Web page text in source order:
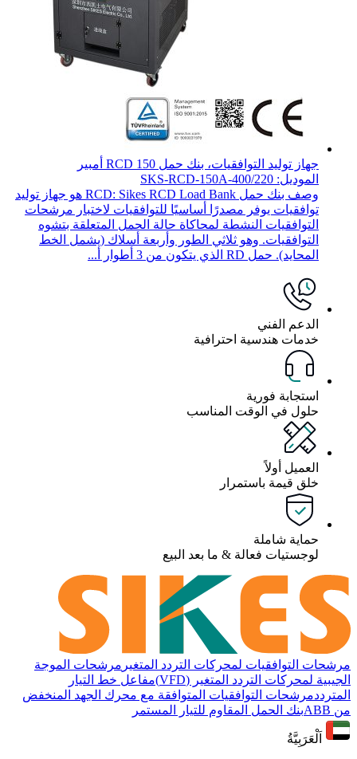
جهاز توليد التوافقيات، بنك حمل RCD 150 أمبير
الموديل: SKS-RCD-150A-400/220
وصف بنك حمل RCD: Sikes RCD Load Bank هو جهاز توليد
توافقيات يوفر مصدرًا أساسيًا للتوافقيات لاختبار مرشحات
التوافقيات النشطة لمحاكاة حالة الحمل المتعلقة بتشوه
التوافقيات. وهو ثلاثي الطور وأربعة أسلاك (يشمل الخط
المحايد). حمل RD الذي يتكون من 3 أطوار أ...
الدعم الفني
خدمات هندسية احترافية
استجابة فورية
حلول في الوقت المناسب
العميل أولاً
خلق قيمة باستمرار
حماية شاملة
لوجستيات فعالة & ما بعد البيع
مرشحات التوافقيات لمحركات التردد المتغير مرشحات الموجة
الجيبية لمحركات التردد المتغير (VFD)
مفاعل خط التيار
المترددمرشحات التوافقيات المتوافقة مع محرك الجهد المنخفض
من ABB
بنك الحمل المقاوم للتيار المستمر
اَلْعَرَبِيَّةُ